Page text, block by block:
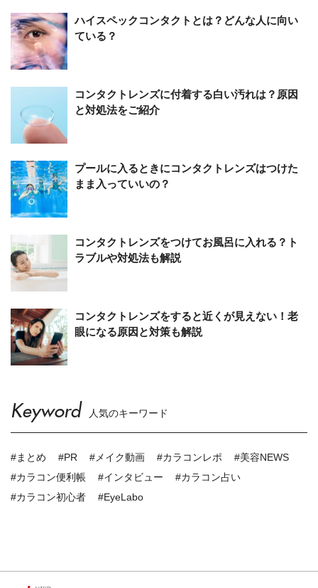
ハイスペックコンタクトとは？どんな人に向い
ている？
コンタクトレンズに付着する白い汚れは？原因
と対処法をご紹介
プールに入るときにコンタクトレンズはつけた
まま入っていいの？
コンタクトレンズをつけてお風呂に入れる？ト
ラブルや対処法も解説
コンタクトレンズをすると近くが見えない！老
眼になる原因と対策も解説
Keyword 人気のキーワード
#まとめ #PR #メイク動画 #カラコンレポ
#美容NEWS
#カラコン便利帳
#インタビュー
#カラコン占い
#カラコン初心者
#EyeLabo